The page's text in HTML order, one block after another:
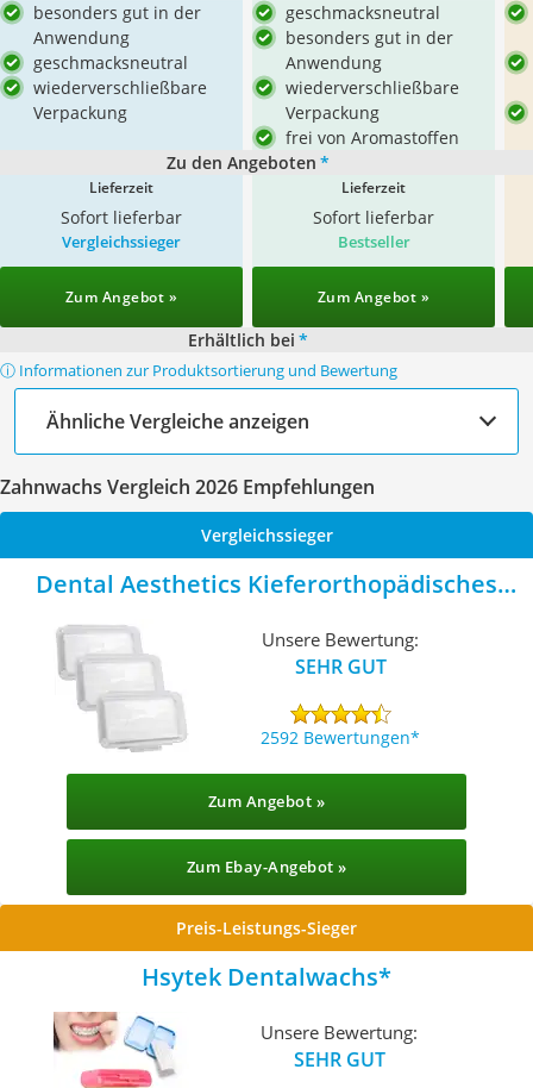
besonders gut in der
Anwendung
geschmacksneutral
wiederverschließbare
Verpackung
geschmacksneutral
besonders gut in der
Anwendung
wiederverschließbare
Verpackung
frei von Aromastoffen
Zu den Angeboten *
Lieferzeit
Sofort lieferbar
Lieferzeit
Sofort lieferbar
Vergleichssieger
Zum Angebot »
Bestseller
Zum Angebot »
Erhältlich bei *
ⓘ Informationen zur Produktsortierung und Bewertung
Ähnliche Vergleiche anzeigen
Zahnwachs Vergleich 2026 Empfehlungen
Vergleichssieger
Dental Aesthetics Kieferorthopädisches
Unsere Bewertung:
SEHR GUT
2592 Bewertungen
Zum Angebot »
Zum Ebay-Angebot »
Preis-Leistungs-Sieger
Hsytek Dentalwachs
Unsere Bewertung:
SEHR GUT